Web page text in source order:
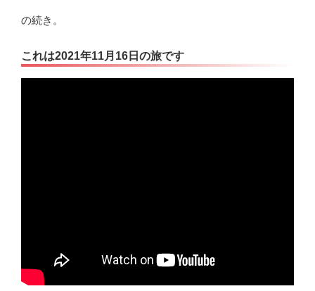
の続き。
これは2021年11月16日の旅です